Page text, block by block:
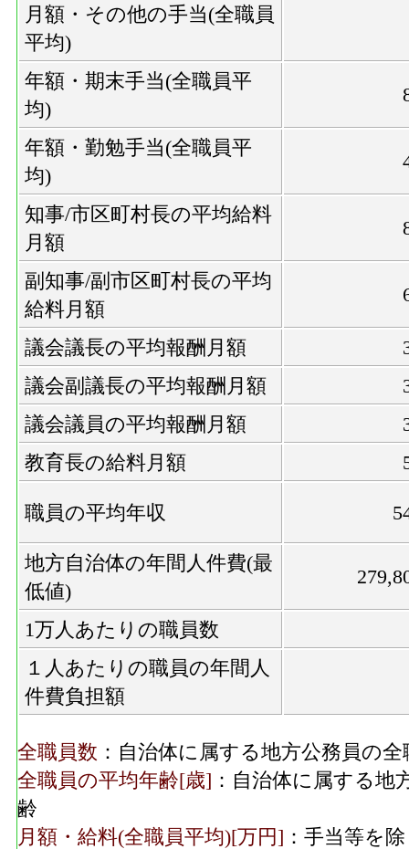
月額・その他の手当(全職員
平均)
年額・期末手当(全職員平
均)
年額・勤勉手当(全職員平
均)
知事/市区町村長の平均給料
月額
副知事/副市区町村長の平均
給料月額
議会議長の平均報酬月額
議会副議長の平均報酬月額
議会議員の平均報酬月額
教育長の給料月額
職員の平均年収
地方自治体の年間人件費(最
低値)
1万人あたりの職員数
１人あたりの職員の年間人
件費負担額
全職員数 ：自治体に属する地方公務員の
全職員の平均年齢[歳] ：自治体に属する地
齢
月額・給料(全職員平均)[万円] ：手当等を